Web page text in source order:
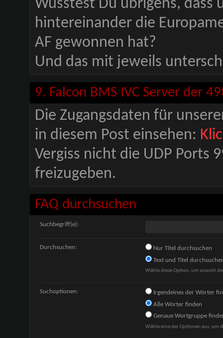
Wusstest Du übrigens, dass
hintereinander die
AF gewonnen hat?
Und das mit jeweils
9. Falcon BMS IVC Server der
Die Zugangsdaten für
in diesem Post einsehen:
Vergiss nicht die UDP Ports
freizugeben.
FAQ durchsuchen
Suchbegriff(e):
Durchsuchen:
Nur Titel durchsuchen
Text und Titel
Wähle diese Option, um sowohl
Suchoptionen:
Irgendeines der Wörter
Alle Wörter finden
Genaue Wortgruppe
Wähle eine der Optionen aus, um